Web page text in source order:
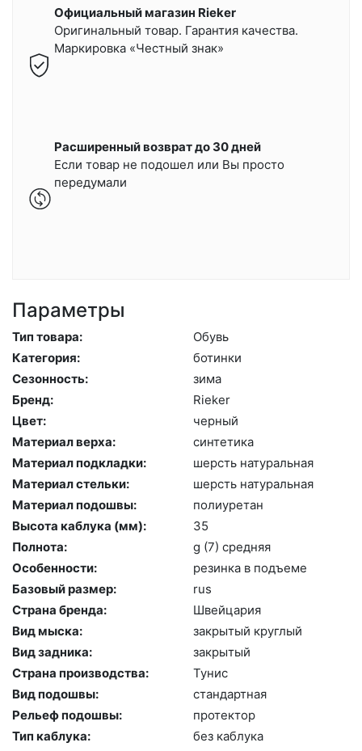
Официальный магазин Rieker
Оригинальный товар. Гарантия качества.
Маркировка «Честный знак»
Расширенный возврат до 30 дней
Если товар не подошел или Вы просто
передумали
Параметры
Тип товара:
Обувь
Категория:
бо­тин­ки
Сезонность:
зи­ма
Бренд:
Ri­eker
Цвет:
чер­ный
Материал верха:
син­те­тика
Материал подкладки:
шерсть на­тураль­ная
Материал стельки:
шерсть на­тураль­ная
Материал подошвы:
по­ли­уре­тан
Высота каблука (мм):
35
Полнота:
g (7) сред­няя
Особенности:
ре­зин­ка в подъ­еме
Базовый размер:
rus
Страна бренда:
Швей­ца­рия
Вид мыска:
зак­ры­тый круг­лый
Вид задника:
зак­ры­тый
Страна производства:
Ту­нис
Вид подошвы:
стан­дарт­ная
Рельеф подошвы:
про­тек­тор
Тип каблука:
без каб­лу­ка